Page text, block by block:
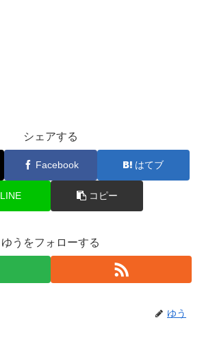
シェアする
Facebook はてブ
LINE コピー
ゆうをフォローする
ゆう